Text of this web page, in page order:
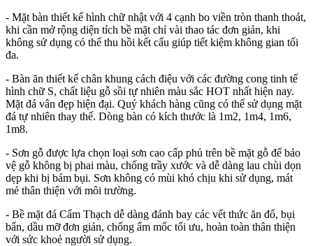
- Mặt bàn thiết kế hình chữ nhật với 4 cạnh bo viền tròn thanh thoát,
khi cần mở rộng diện tích bề mặt chỉ vài thao tác đơn giản, khi
không sử dụng có thể thu hồi kết cấu giúp tiết kiệm không gian tối
đa.
- Bàn ăn thiết kế chân khung cách điệu với các đường cong tinh tế
hình chữ S, chất liệu gỗ sồi tự nhiên màu sắc HOT nhất hiện nay.
Mặt đá vân đẹp hiện đại. Quý khách hàng cũng có thể sử dụng mặt
đá tự nhiên thay thế. Dòng bàn có kích thước là 1m2, 1m4, 1m6,
1m8.
- Sơn gỗ được lựa chọn loại sơn cao cấp phủ trên bề mặt gỗ để bảo
vệ gỗ không bị phai màu, chống trầy xước và dễ dàng lau chùi dọn
dẹp khi bị bám bụi. Sơn không có mùi khó chịu khi sử dụng, mát
mẻ thân thiện với môi trường.
- Bề mặt đá Cẩm Thạch dễ dàng đánh bay các vết thức ăn đổ, bụi
bẩn, dầu mỡ đơn giản, chống ẩm mốc tối ưu, hoàn toàn thân thiện
với sức khoẻ người sử dụng.